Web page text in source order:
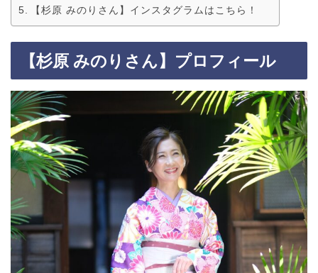
【杉原 みのりさん】インスタグラムはこちら！
【杉原 みのり さん】プロフィール